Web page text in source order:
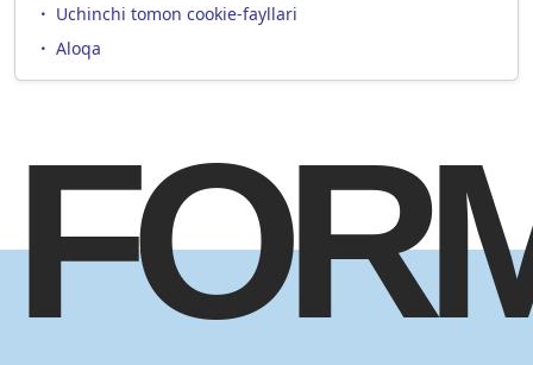
Uchinchi tomon cookie-fayllari
Aloqa